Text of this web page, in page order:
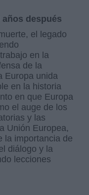
años después
el legado
en la
de la
Europa unida
en la historia
en que Europa
el auge de los
y las
Unión Europea,
la importancia de
diálogo y la
lecciones